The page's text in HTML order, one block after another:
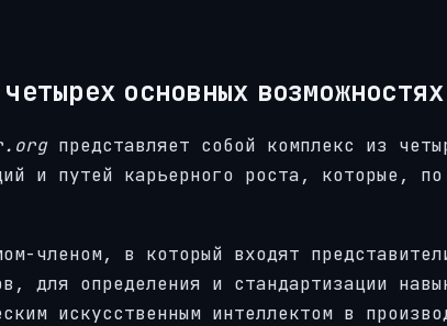
основных возможностях
представляет собой комплекс из
и путей карьерного роста, которые,
членом, в который входят
для определения и стандартизации
искусственным интеллектом в